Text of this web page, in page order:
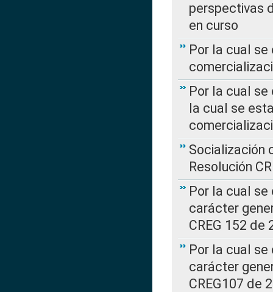
perspectivas
en curso
Por la cual
Por la cual se
la cual se
Socialización
Resolución
Por la cual
carácter
CREG 152 de
Por la cual
carácter
CREG107 de